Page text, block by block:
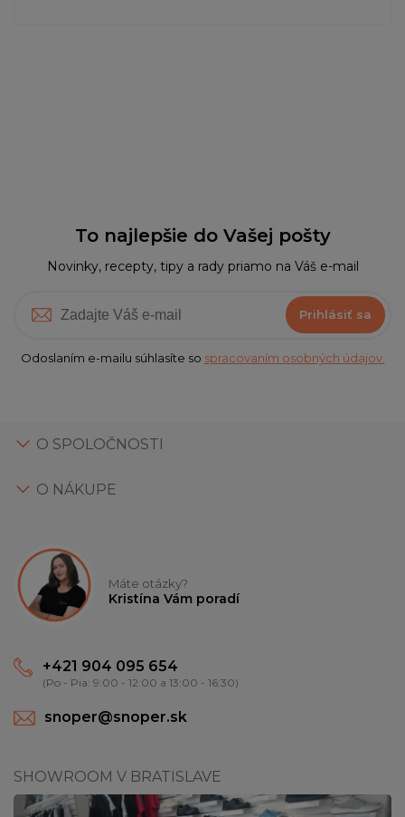
To najlepšie do Vašej pošty
Novinky, recepty, tipy a rady priamo na Váš e-mail
Prihlásiť sa
Odoslaním e-mailu súhlasíte so spracovaním osobných údajov.
O SPOLOČNOSTI
O NÁKUPE
Máte otázky?
Kristína Vám poradí
+421 904 095 654
(Po - Pia: 9:00 - 12:00 a 13:00 - 16:30)
snoper@snoper.sk
SHOWROOM V BRATISLAVE